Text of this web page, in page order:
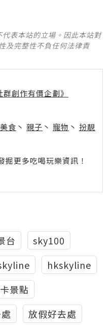
表本站的立場。因此本站對
及完整性不負任何法律責
創作有價企劃》
美食 丶 親子 丶 寵物 丶 扮靚
更多吃喝玩樂資訊！
台
sky100
hkskyline
景點
放假好去處